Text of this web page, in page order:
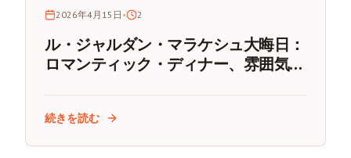
2026年4月15日 • 2
ル・ジャルダン・マラケシュ大晦日：
ロマンティック・ディナー、雰囲気、
続きを読む